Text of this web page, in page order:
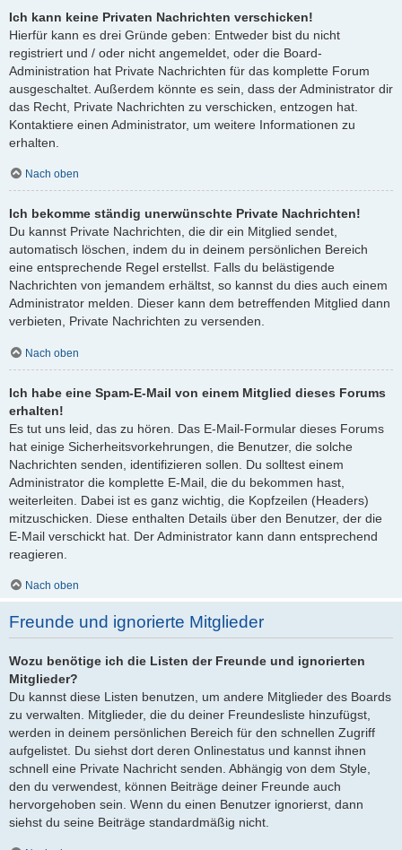
Ich kann keine Privaten Nachrichten verschicken!
Hierfür kann es drei Gründe geben: Entweder bist du nicht
registriert und / oder nicht angemeldet, oder die Board-
Administration hat Private Nachrichten für das komplette Forum
ausgeschaltet. Außerdem könnte es sein, dass der Administrator dir
das Recht, Private Nachrichten zu verschicken, entzogen hat.
Kontaktiere einen Administrator, um weitere Informationen zu
erhalten.
Nach oben
Ich bekomme ständig unerwünschte Private Nachrichten!
Du kannst Private Nachrichten, die dir ein Mitglied sendet,
automatisch löschen, indem du in deinem persönlichen Bereich
eine entsprechende Regel erstellst. Falls du belästigende
Nachrichten von jemandem erhältst, so kannst du dies auch einem
Administrator melden. Dieser kann dem betreffenden Mitglied dann
verbieten, Private Nachrichten zu versenden.
Nach oben
Ich habe eine Spam-E-Mail von einem Mitglied dieses Forums
erhalten!
Es tut uns leid, das zu hören. Das E-Mail-Formular dieses Forums
hat einige Sicherheitsvorkehrungen, die Benutzer, die solche
Nachrichten senden, identifizieren sollen. Du solltest einem
Administrator die komplette E-Mail, die du bekommen hast,
weiterleiten. Dabei ist es ganz wichtig, die Kopfzeilen (Headers)
mitzuschicken. Diese enthalten Details über den Benutzer, der die
E-Mail verschickt hat. Der Administrator kann dann entsprechend
reagieren.
Nach oben
Freunde und ignorierte Mitglieder
Wozu benötige ich die Listen der Freunde und ignorierten
Mitglieder?
Du kannst diese Listen benutzen, um andere Mitglieder des Boards
zu verwalten. Mitglieder, die du deiner Freundesliste hinzufügst,
werden in deinem persönlichen Bereich für den schnellen Zugriff
aufgelistet. Du siehst dort deren Onlinestatus und kannst ihnen
schnell eine Private Nachricht senden. Abhängig von dem Style,
den du verwendest, können Beiträge deiner Freunde auch
hervorgehoben sein. Wenn du einen Benutzer ignorierst, dann
siehst du seine Beiträge standardmäßig nicht.